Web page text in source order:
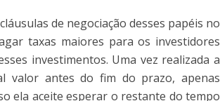
de negociação desses papéis no
taxas maiores para os investidores
investimentos. Uma vez realizada a
valor antes do fim do prazo, apenas
ela aceite esperar o restante do tempo